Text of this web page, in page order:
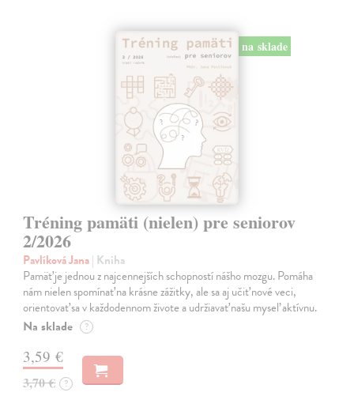
na sklade
Tréning pamäti (nielen) pre seniorov
2/2026
Pavlíková Jana| Kniha
Pamäť je jednou z najcennejších schopností nášho mozgu. Pomáha
nám nielen spomínať na krásne zážitky, ale sa aj učiť nové veci,
orientovať sa v každodennom živote a udržiavať našu myseľ aktívnu.
Na sklade ?
3,59 €
3,70 € ?